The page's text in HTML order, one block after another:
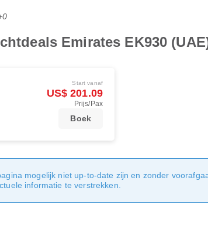
Emirates EK930
Start vanaf
US$ 201.09
Prijs/Pax
Boek
mogelijk niet up-to-date zijn en zonder
informatie te verstrekken.